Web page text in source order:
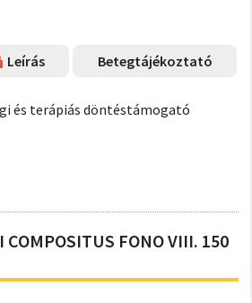
Leírás Betegtájékoztató
és terápiás döntéstámogató
COMPOSITUS FONO VIII. 150